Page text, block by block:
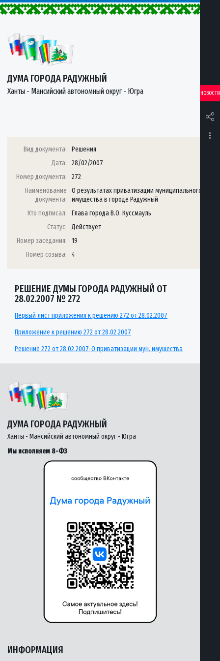
ДУМА ГОРОДА РАДУЖНЫЙ
Ханты - Мансийский автономный округ - Югра НОВОСТИ
Вид документа:
Решения
Дата:
28/02/2007
Номер документа:
272
Наименование
документа:
О результатах приватизации муниципального
имущества в городе Радужный
Кто подписал:
Глава города В.О. Куссмауль
Статус:
Действует
Номер заседания:
19
Номер созыва:
4
РЕШЕНИЕ ДУМЫ ГОРОДА РАДУЖНЫЙ ОТ
28.02.2007 № 272
Первый лист приложения к решению 272 от 28.02.2007
Приложение к решению 272 от 28.02.2007
Решение 272 от 28.02.2007-О приватизации мун. имущества
ДУМА ГОРОДА РАДУЖНЫЙ
Ханты - Мансийский автономный округ - Югра
Мы исполняем 8-ФЗ
ИНФОРМАЦИЯ